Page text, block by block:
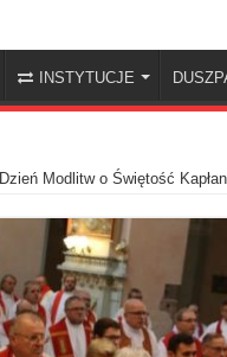
INSTYTUCJE
Dzień Modlitw o Świętość